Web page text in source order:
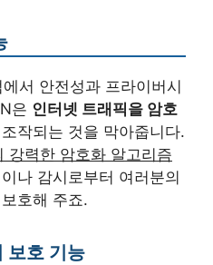
서 안전성과 프라이버시
은 인터넷 트래픽을 암호
작되는 것을 막아줍니다.
강력한 암호화 알고리즘
나 감시로부터 여러분의
호해 주죠.
보호 기능